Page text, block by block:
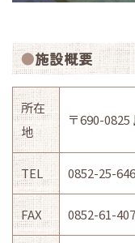
施設概要
所在
地
〒690-
TEL 0852-25-
FAX 0852-61-